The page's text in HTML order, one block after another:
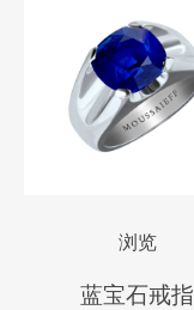
浏览
蓝宝石戒指